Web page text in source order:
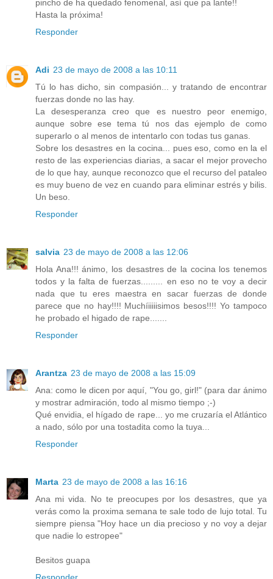
pincho de ha quedado fenomenal, así que pa lante!!
Hasta la próxima!
Responder
Adi 23 de mayo de 2008 a las 10:11
Tú lo has dicho, sin compasión... y tratando de encontrar
fuerzas donde no las hay.
La desesperanza creo que es nuestro peor enemigo,
aunque sobre ese tema tú nos das ejemplo de como
superarlo o al menos de intentarlo con todas tus ganas.
Sobre los desastres en la cocina... pues eso, como en la el
resto de las experiencias diarias, a sacar el mejor provecho
de lo que hay, aunque reconozco que el recurso del pataleo
es muy bueno de vez en cuando para eliminar estrés y bilis.
Un beso.
Responder
salvia 23 de mayo de 2008 a las 12:06
Hola Ana!!! ánimo, los desastres de la cocina los tenemos
todos y la falta de fuerzas......... en eso no te voy a decir
nada que tu eres maestra en sacar fuerzas de donde
parece que no hay!!!! Muchíiiiiisimos besos!!!! Yo tampoco
he probado el higado de rape.......
Responder
Arantza 23 de mayo de 2008 a las 15:09
Ana: como le dicen por aquí, "You go, girl!" (para dar ánimo
y mostrar admiración, todo al mismo tiempo ;-)
Qué envidia, el hígado de rape... yo me cruzaría el Atlántico
a nado, sólo por una tostadita como la tuya...
Responder
Marta 23 de mayo de 2008 a las 16:16
Ana mi vida. No te preocupes por los desastres, que ya
verás como la proxima semana te sale todo de lujo total. Tu
siempre piensa "Hoy hace un dia precioso y no voy a dejar
que nadie lo estropee"
Besitos guapa